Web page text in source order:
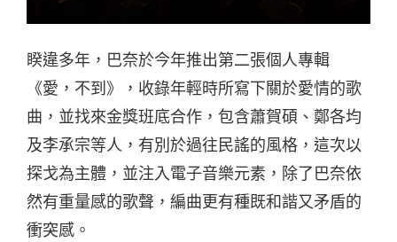
睽違多年，巴奈於今年推出第二張個人專輯
《愛，不到》，收錄年輕時所寫下關於愛情的歌
曲，並找來金獎班底合作，包含蕭賀碩、鄭各均
及李承宗等人，有別於過往民謠的風格，這次以
探戈為主體，並注入電子音樂元素，除了巴奈依
然有重量感的歌聲，編曲更有種既和諧又矛盾的
衝突感。